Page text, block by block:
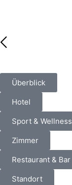
Überblick
Hotel
Sport & Wellness
Zimmer
Restaurant & Bar
Standort